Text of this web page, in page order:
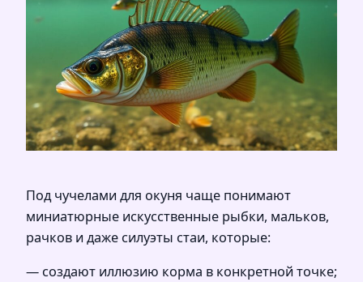
Под чучелами для окуня чаще понимают
миниатюрные искусственные рыбки, мальков,
рачков и даже силуэты стаи, которые:
— создают иллюзию корма в конкретной точке;